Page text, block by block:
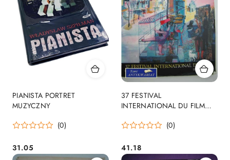
PIANISTA PORTRET
MUZYCZNY
(0)
Cena:
31.05
37 FESTIVAL
INTERNATIONAL DU FILM
(0)
Cena:
41.18